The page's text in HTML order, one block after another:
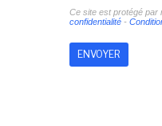
Ce site est protégé par
confidentialité-